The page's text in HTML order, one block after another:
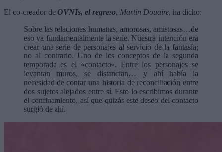
El co-creador de OVNIs, el regreso, Martin Douaire, ha dicho:
Sobre las relaciones humanas, amorosas, amistosas…de
eso va fundamentalmente la serie. Nuestra intención era
crear una serie de personajes al servicio de la fantasía;
no al contrario. Uno de los conceptos de la segunda
temporada es el «contacto». Entre los personajes se
levantan muros, se distancian… y ahí había la
necesidad de contar una historia de reconciliación entre
dos sujetos alejados entre sí. Esto lo escribimos durante
el confinamiento, así que quizás este deseo del contacto
surgió de ahí.